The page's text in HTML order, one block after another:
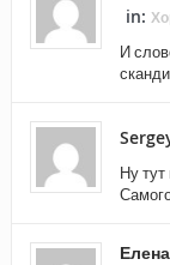
in:
И
Ну
Елена